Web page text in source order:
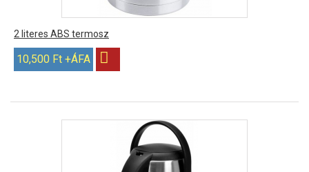
2 literes ABS termosz
10,500 Ft +ÁFA